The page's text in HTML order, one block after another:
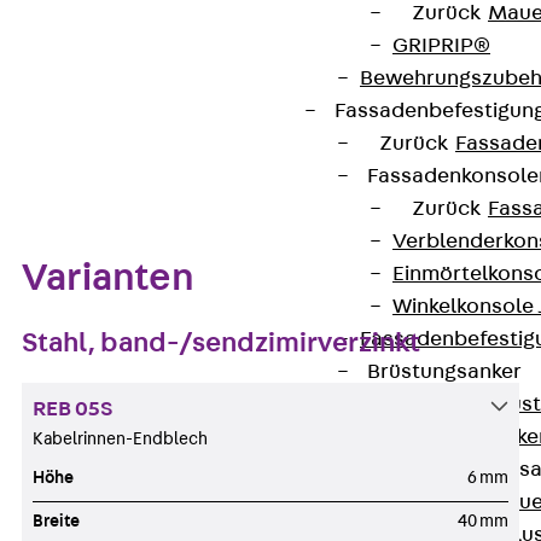
Zurück
GRIPRIP®
Zurück
Zurück
Winkelkonsole
Brüstungsanker
Zurück
Varianten
Stahl, band-/sendzimirverzinkt
REB 05S
Kabelrinnen-Endblech
Höhe 6 mm
Breite 40 mm